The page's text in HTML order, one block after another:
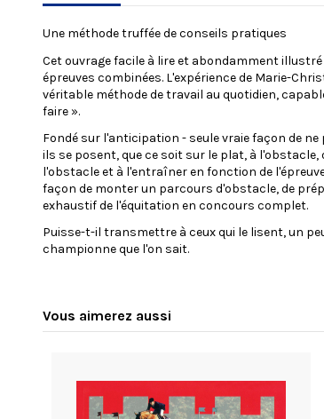
Une méthode truffée de conseils pratiques
Cet ouvrage facile à lire et abondamment
épreuves combinées. L'expérience de Marie-
véritable méthode de travail au quotidien,
faire ».
Fondé sur l'anticipation - seule vraie façon de
ils se posent, que ce soit sur le plat, à
l'obstacle et à l'entraîner en fonction de
façon de monter un parcours d'obstacle, de
exhaustif de l'équitation en concours complet.
Puisse-t-il transmettre à ceux qui le lisent, un
championne que l'on sait.
Vous aimerez aussi